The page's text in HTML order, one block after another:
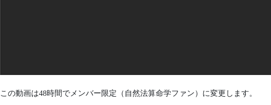
この動画は48時間でメンバー限定（自然法算命学ファン）に変更します。